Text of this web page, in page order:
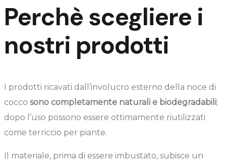
Perchè scegliere i
nostri prodotti
I prodotti ricavati dall’involucro esterno della noce di
cocco sono completamente naturali e biodegradabili;
dopo l’uso possono essere ottimamente riutilizzati
come terriccio per piante.
Il materiale, prima di essere imbustato, subisce un